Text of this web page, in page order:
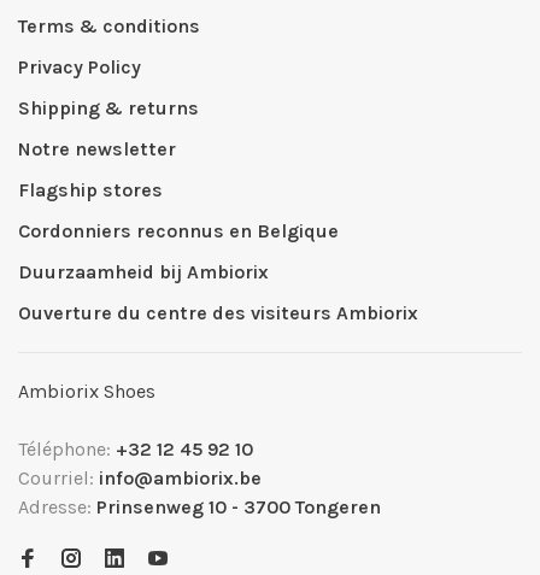
Terms & conditions
Privacy Policy
Shipping & returns
Notre newsletter
Flagship stores
Cordonniers reconnus en Belgique
Duurzaamheid bij Ambiorix
Ouverture du centre des visiteurs Ambiorix
Ambiorix Shoes
Téléphone: +32 12 45 92 10
Courriel: info@ambiorix.be
Adresse: Prinsenweg 10 - 3700 Tongeren